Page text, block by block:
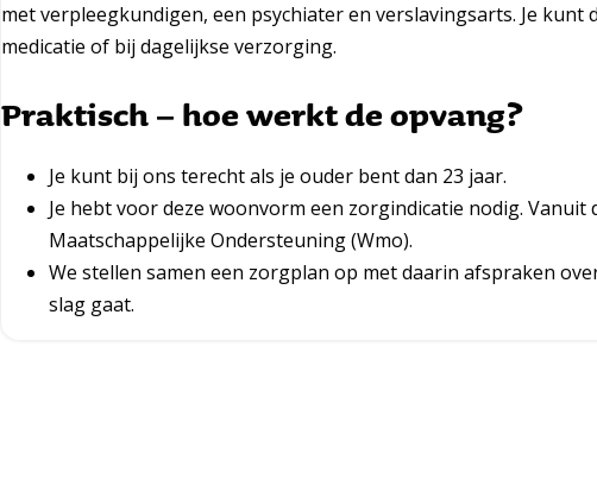
met verpleegkundigen, een psychiater en verslavingsarts. Je
medicatie of bij dagelijkse verzorging.
Praktisch – hoe werkt de opvang?
Je kunt bij ons terecht als je ouder bent dan 23 jaar.
Je hebt voor deze woonvorm een zorgindicatie nodig.
Maatschappelijke Ondersteuning (Wmo).
We stellen samen een zorgplan op met daarin afspraken
slag gaat.